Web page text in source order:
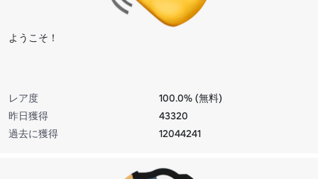
ようこそ！
レア度
100.0% (無料)
昨日獲得
43320
過去に獲得
12044241